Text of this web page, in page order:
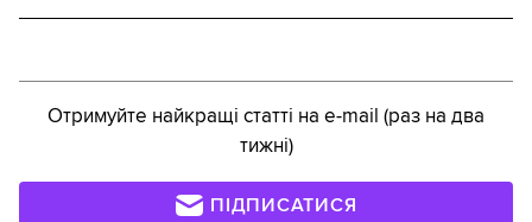
Отримуйте найкращі статті на e-mail (раз на два
тижні)
ПІДПИСАТИСЯ